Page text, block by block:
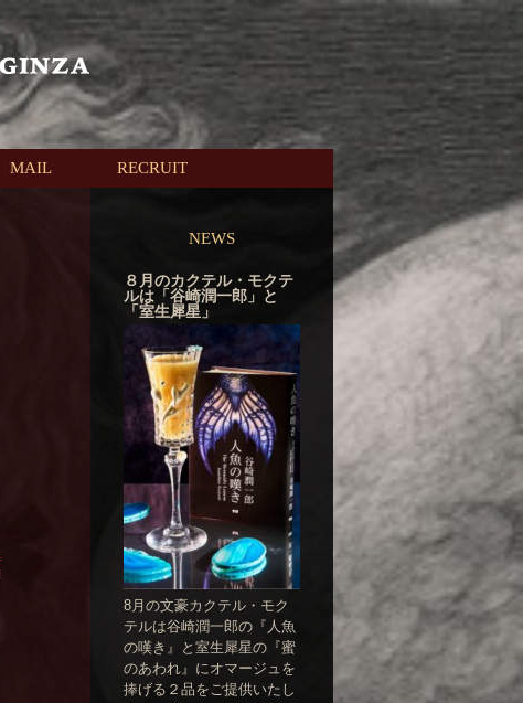
MAIL RECRUIT
NEWS
８月のカクテル・モクテ
ルは「谷崎潤一郎」と
「室生犀星」
8月の文豪カクテル・モク
テルは谷崎潤一郎の『人魚
の嘆き』と室生犀星の『蜜
のあわれ』にオマージュを
捧げる２品をご提供いたし